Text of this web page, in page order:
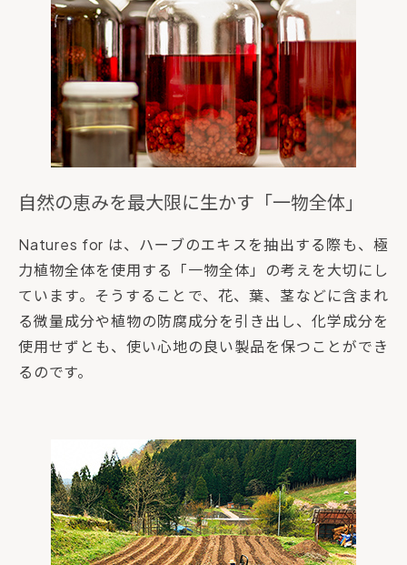
自然の恵みを最大限に生かす「一物全体」
Natures for は、ハーブのエキスを抽出する際も、極
力植物全体を使用する「一物全体」の考えを大切にし
ています。そうすることで、花、葉、茎などに含まれ
る微量成分や植物の防腐成分を引き出し、化学成分を
使用せずとも、使い心地の良い製品を保つことができ
るのです。